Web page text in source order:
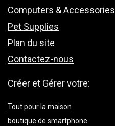
Computers & Accessories
Pet Supplies
Plan du site
Contactez-nous
Créer et Gérer votre:
Tout pour la maison
boutique de smartphone